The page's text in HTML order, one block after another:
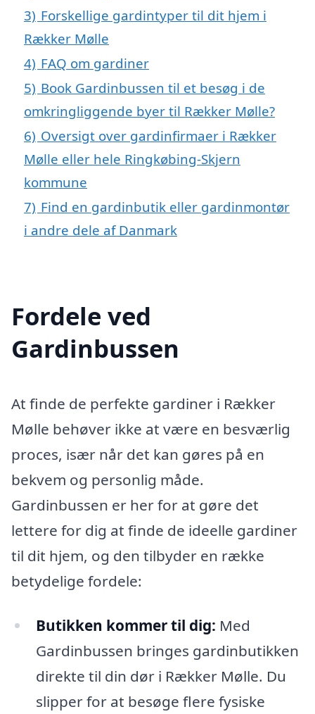
3) Forskellige gardintyper til dit hjem i
Rækker Mølle
4) FAQ om gardiner
5) Book Gardinbussen til et besøg i de
omkringliggende byer til Rækker Mølle?
6) Oversigt over gardinfirmaer i Rækker
Mølle eller hele Ringkøbing-Skjern
kommune
7) Find en gardinbutik eller gardinmontør
i andre dele af Danmark
Fordele ved
Gardinbussen
At finde de perfekte gardiner i Rækker
Mølle behøver ikke at være en besværlig
proces, især når det kan gøres på en
bekvem og personlig måde.
Gardinbussen er her for at gøre det
lettere for dig at finde de ideelle gardiner
til dit hjem, og den tilbyder en række
betydelige fordele:
Butikken kommer til dig: Med
Gardinbussen bringes gardinbutikken
direkte til din dør i Rækker Mølle. Du
slipper for at besøge flere fysiske